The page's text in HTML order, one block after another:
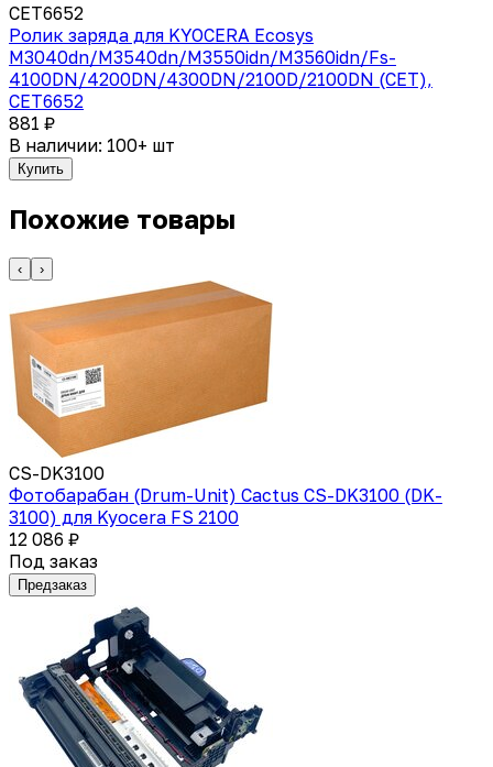
CET6652
Ролик заряда для KYOCERA Ecosys
M3040dn/M3540dn/M3550idn/M3560idn/Fs-
4100DN/4200DN/4300DN/2100D/2100DN (CET),
CET6652
881 ₽
В наличии: 100+ шт
Купить
Похожие товары
‹ ›
CS-DK3100
Фотобарабан (Drum-Unit) Cactus CS-DK3100 (DK-
3100) для Kyocera FS 2100
12 086 ₽
Под заказ
Предзаказ